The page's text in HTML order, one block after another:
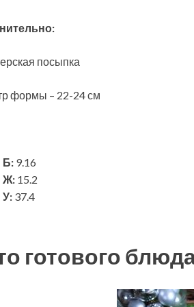
посыпка
формы – 22-24 см
Б: 9.16
Ж: 15.2
У: 37.4
готового